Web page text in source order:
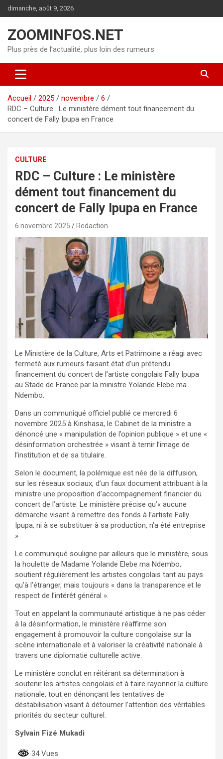
Aller
au
dimanche, août 9, 2026
ZOOMINFOS.NET
Plus près de l’actualité, plus loin des rumeurs
Accueil 2025 novembre
6
RDC – Culture : Le ministère dément tout financement du
concert de Fally Ipupa en France
CULTURE
RDC – Culture : Le ministère
dément tout financement du
concert de Fally Ipupa en France
6 novembre 2025 Redaction
Le Ministère de la Culture, Arts et Patrimoine a réagi avec
fermeté aux rumeurs faisant état d’un prétendu
financement du concert de l’artiste congolais Fally Ipupa
au Stade de France par la ministre Yolande Elebe ma
Ndembo.
Dans un communiqué officiel publié ce mercredi 6
novembre 2025 à Kinshasa, le Cabinet de la ministre a
dénoncé une « manipulation de l’opinion publique » et une «
désinformation orchestrée » visant à ternir l’image de
l’institution et de sa titulaire.
Selon le document, la polémique est née de la diffusion,
sur les réseaux sociaux, d’un faux document attribuant à la
ministre une proposition d’accompagnement financier du
concert de l’artiste. Le ministère précise qu’« aucune
démarche visant à remettre des fonds à l’artiste Fally
Ipupa, ni à se substituer à sa production, n’a été entreprise
».
Le communiqué souligne par ailleurs que le ministère, sous
la houlette de Madame Yolande Elebe ma Ndembo,
soutient régulièrement les artistes congolais tant au pays
qu’à l’étranger, mais toujours « dans la transparence et le
respect de l’intérêt général ».
Tout en appelant la communauté artistique à ne pas céder
à la désinformation, le ministère réaffirme son
engagement à promouvoir la culture congolaise sur la
scène internationale et à valoriser la créativité nationale à
travers une diplomatie culturelle active.
Le ministère conclut en réitérant sa détermination à
soutenir les artistes congolais et à faire rayonner la culture
nationale, tout en dénonçant les tentatives de
déstabilisation visant à détourner l’attention des véritables
priorités du secteur culturel.
Sylvain Fizé Mukadi
34 Vues